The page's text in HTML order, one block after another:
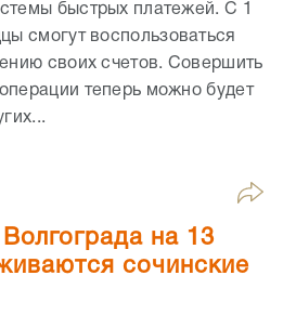
быстрых платежей. С 1
смогут воспользоваться
своих счетов. Совершить
теперь можно будет
на 13
сочинские